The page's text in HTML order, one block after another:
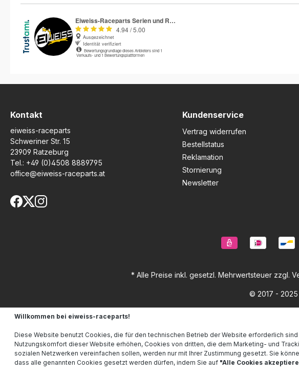
Kontakt
eiweiss-raceparts
Schweriner Str. 15
23909 Ratzeburg
Tel.: +49 (0)4508 8889795
office@eiweiss-raceparts.at
Kundenservice
Vertrag widerrufen
Bestellstatus
Reklamation
Stornierung
Newsletter
* Alle Preise inkl. gesetzl. Mehrwertsteuer zzgl.
© 2017 - 2025
Willkommen bei eiweiss-raceparts!
Diese Website benutzt Cookies, die für den technischen Betrieb der Website erforderlich
Nutzungskomfort dieser Website erhöhen, Cookies von dritten, die dem Marketing- und
sozialen Netzwerken vereinfachen sollen, werden nur mit Ihrer Zustimmung gesetzt. Sie
dass alle genannten Cookies gesetzt werden dürfen, indem Sie auf "Alle Cookies